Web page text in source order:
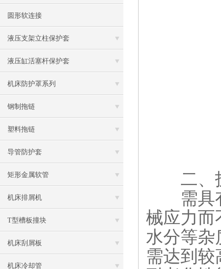
圆形软连接
液压支架立柱保护套
液压缸活塞杆保护套
机床防护罩系列
钢制拖链
塑料拖链
导管防护套
矩形金属软管
机床排屑机
T型槽板撞块
机床刮屑板
机床冷却管
二、
需具有
械应力而
水分等杂
需达到